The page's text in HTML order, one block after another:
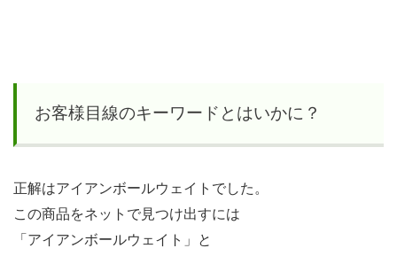
お客様目線のキーワードとはいかに？
正解はアイアンボールウェイトでした。
この商品をネットで見つけ出すには
「アイアンボールウェイト」と